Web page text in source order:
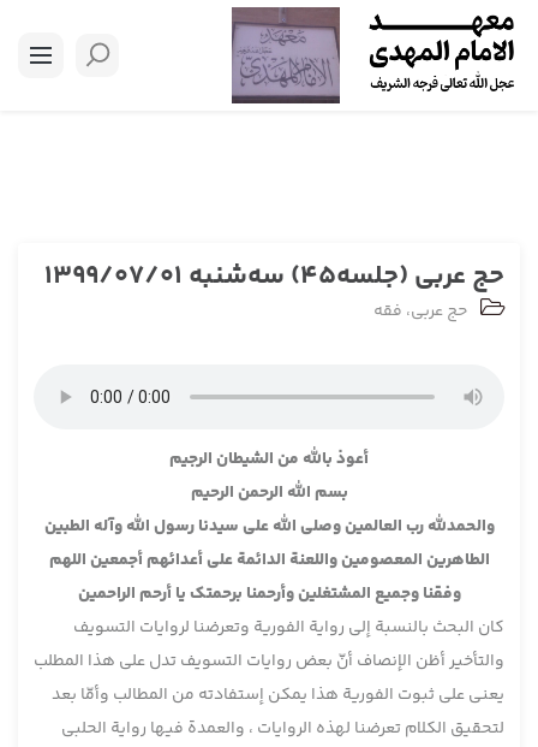
حج عربی (جلسه45) سه‌‎شنبه 1399/07/01
حج عربی، فقه
أعوذ بالله من الشيطان الرجيم
بسم الله الرحمن الرحيم
والحمدلله رب العالمين وصلى الله على سيدنا رسول الله وآله الطبين
الطاهرين المعصومين واللعنة الدائمة على أعدائهم أجمعين اللهم
وفقنا وجميع المشتغلين وأرحمنا برحمتك يا أرحم الراحمين
كان البحث بالنسبة إلى رواية الفورية وتعرضنا لروايات التسويف
والتأخير أظن الإنصاف أنّ بعض روايات التسويف تدل على هذا المطلب
يعني على ثبوت الفورية هذا يمكن إستفادته من المطالب وأمّا بعد
لتحقيق الكلام تعرضنا لهذه الروايات ، والعمدة فيها رواية الحلبي